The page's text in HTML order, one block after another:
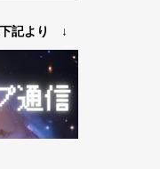
記より ↓